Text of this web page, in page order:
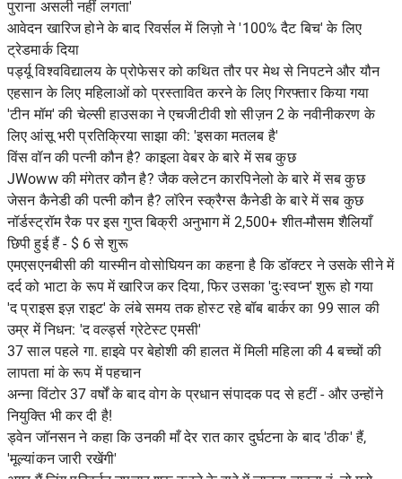
पुराना असली नहीं लगता'
आवेदन खारिज होने के बाद रिवर्सल में लिज़ो ने '100% दैट बिच' के लिए
ट्रेडमार्क दिया
पर्ड्यू विश्वविद्यालय के प्रोफेसर को कथित तौर पर मेथ से निपटने और यौन
एहसान के लिए महिलाओं को प्रस्तावित करने के लिए गिरफ्तार किया गया
'टीन मॉम' की चेल्सी हाउसका ने एचजीटीवी शो सीज़न 2 के नवीनीकरण के
लिए आंसू भरी प्रतिक्रिया साझा की: 'इसका मतलब है'
विंस वॉन की पत्नी कौन है? काइला वेबर के बारे में सब कुछ
JWoww की मंगेतर कौन है? जैक क्लेटन कारपिनेलो के बारे में सब कुछ
जेसन कैनेडी की पत्नी कौन है? लॉरेन स्क्रैग्स कैनेडी के बारे में सब कुछ
नॉर्डस्ट्रॉम रैक पर इस गुप्त बिक्री अनुभाग में 2,500+ शीत-मौसम शैलियाँ
छिपी हुई हैं - $ 6 से शुरू
एमएसएनबीसी की यास्मीन वोसोघियन का कहना है कि डॉक्टर ने उसके सीने में
दर्द को भाटा के रूप में खारिज कर दिया, फिर उसका 'दुःस्वप्न' शुरू हो गया
'द प्राइस इज़ राइट' के लंबे समय तक होस्ट रहे बॉब बार्कर का 99 साल की
उम्र में निधन: 'द वर्ल्ड्स ग्रेटेस्ट एमसी'
37 साल पहले गा. हाइवे पर बेहोशी की हालत में मिली महिला की 4 बच्चों की
लापता मां के रूप में पहचान
अन्ना विंटोर 37 वर्षों के बाद वोग के प्रधान संपादक पद से हटीं - और उन्होंने
नियुक्ति भी कर दी है!
ड्वेन जॉनसन ने कहा कि उनकी माँ देर रात कार दुर्घटना के बाद 'ठीक' हैं,
'मूल्यांकन जारी रखेंगी'